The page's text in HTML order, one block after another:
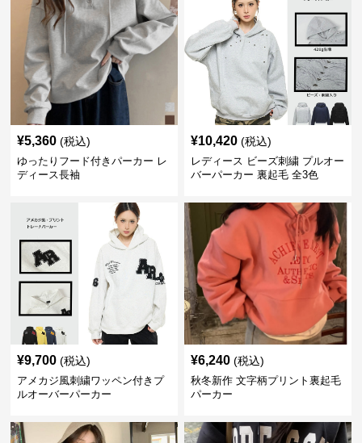
¥5,360 (税込)
ゆったりフード付きパーカー レ
ディース長袖
¥10,420 (税込)
レディース ビーズ刺繍 プルオー
バーパーカー 裏起毛 全3色
¥9,700 (税込)
アメカジ風刺繍ワッペン付きプ
ルオーバーパーカー
¥6,240 (税込)
秋冬新作 文字柄プリント裏起毛
パーカー